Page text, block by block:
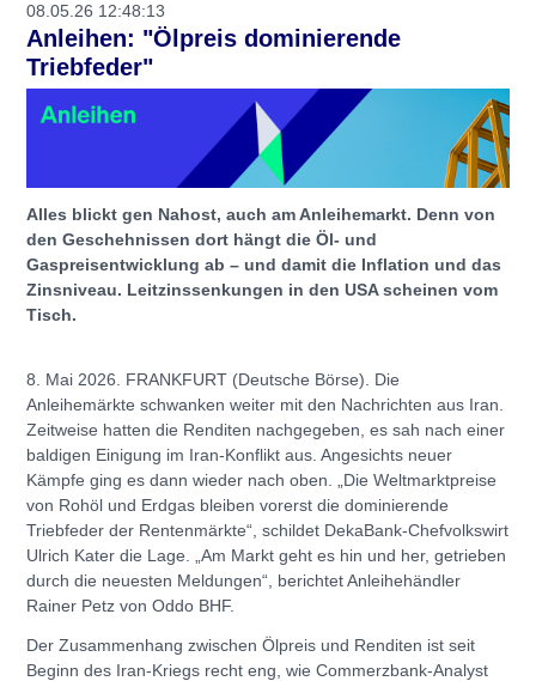
08.05.26 12:48:13
Anleihen: "Ölpreis dominierende
Triebfeder"
Alles blickt gen Nahost, auch am Anleihemarkt. Denn von
den Geschehnissen dort hängt die Öl- und
Gaspreisentwicklung ab – und damit die Inflation und das
Zinsniveau. Leitzinssenkungen in den USA scheinen vom
Tisch.
8. Mai 2026. FRANKFURT (Deutsche Börse). Die
Anleihemärkte schwanken weiter mit den Nachrichten aus Iran.
Zeitweise hatten die Renditen nachgegeben, es sah nach einer
baldigen Einigung im Iran-Konflikt aus. Angesichts neuer
Kämpfe ging es dann wieder nach oben. „Die Weltmarktpreise
von Rohöl und Erdgas bleiben vorerst die dominierende
Triebfeder der Rentenmärkte“, schildet DekaBank-Chefvolkswirt
Ulrich Kater die Lage. „Am Markt geht es hin und her, getrieben
durch die neuesten Meldungen“, berichtet Anleihehändler
Rainer Petz von Oddo BHF.
Der Zusammenhang zwischen Ölpreis und Renditen ist seit
Beginn des Iran-Kriegs recht eng, wie Commerzbank-Analyst